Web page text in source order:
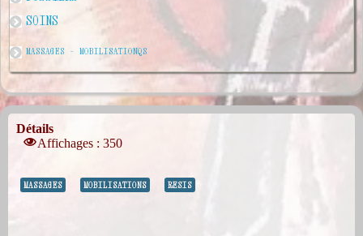
SOINS
MASSAGES - MOBILISATIONQS
Détails
Affichages : 350
MASSAGES MOBILISATIONS RESIS